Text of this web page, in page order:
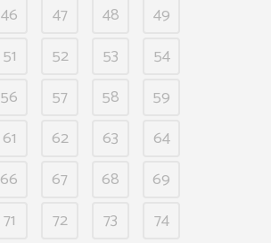
46 47 48
49
51 52 53
54
56 57 58
59
61 62 63
64
66 67 68
69
71 72 73
74